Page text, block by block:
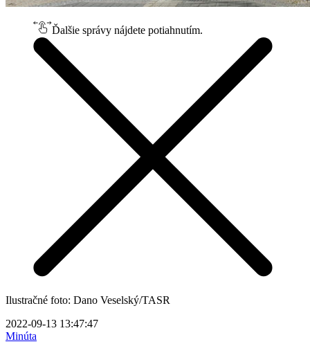
Ďalšie správy nájdete potiahnutím.
Ilustračné foto: Dano Veselský/TASR
2022-09-13 13:47:47
Minúta